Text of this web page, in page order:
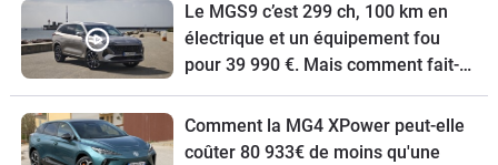
Le MGS9 c’est 299 ch, 100 km en
électrique et un équipement fou
pour 39 990 €. Mais comment fait-
il ?
Comment la MG4 XPower peut-elle
coûter 80 933€ de moins qu'une